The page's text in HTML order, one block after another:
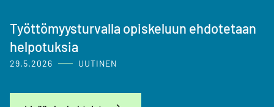
Työttömyysturvalla opiskeluun ehdotetaan
helpotuksia
29.5.2026 UUTINEN